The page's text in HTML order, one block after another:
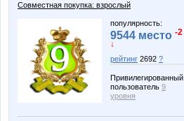
Совместная покупка: взрослый
популярность:
9544 место -2
↓
рейтинг 2692 ?
Привилегированный
пользователь 9
уровня